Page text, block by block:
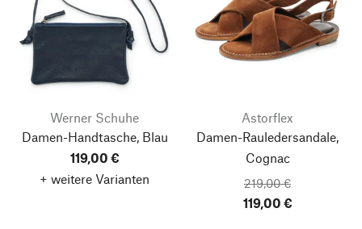
Werner Schuhe
Damen-Handtasche, Blau
119,00 €
+ weitere Varianten
Astorflex
Damen-Rauledersandale,
Cognac
219,00 €
119,00 €